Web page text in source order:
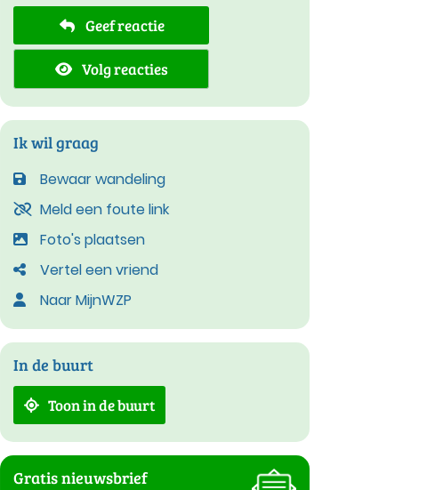
Geef reactie
Volg reacties
Ik wil graag
Bewaar wandeling
Meld een foute link
Foto's plaatsen
Vertel een vriend
Naar MijnWZP
In de buurt
Toon in de buurt
Gratis nieuwsbrief